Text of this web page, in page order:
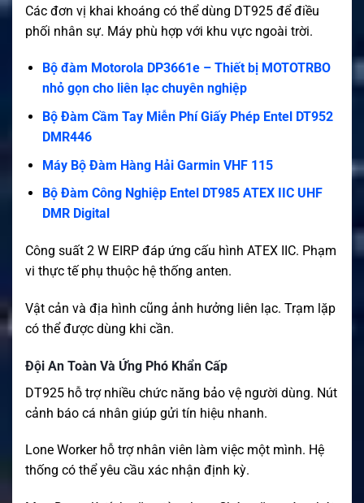
Các đơn vị khai khoáng có thể dùng DT925 để điều
phối nhân sự. Máy phù hợp với khu vực ngoài trời.
Bộ đàm Motorola DP3661e – Thiết bị MOTOTRBO
nhỏ gọn cho liên lạc chuyên nghiệp
Bộ Đàm Cầm Tay Miễn Phí Giấy Phép Entel DT952
DMR446
Máy Bộ Đàm Hàng Hải Garmin VHF 115
Bộ Đàm Công Nghiệp Entel DT985 ATEX IIC UHF
DMR Digital
Công suất 2 W EIRP đáp ứng cấu hình ATEX IIC. Phạm
vi thực tế phụ thuộc hệ thống anten.
Vật cản và địa hình cũng ảnh hưởng liên lạc. Trạm lặp
có thể được dùng khi cần.
Đội An Toàn Và Ứng Phó Khẩn Cấp
DT925 hỗ trợ nhiều chức năng bảo vệ người dùng. Nút
cảnh báo cá nhân giúp gửi tín hiệu nhanh.
Lone Worker hỗ trợ nhân viên làm việc một mình. Hệ
thống có thể yêu cầu xác nhận định kỳ.